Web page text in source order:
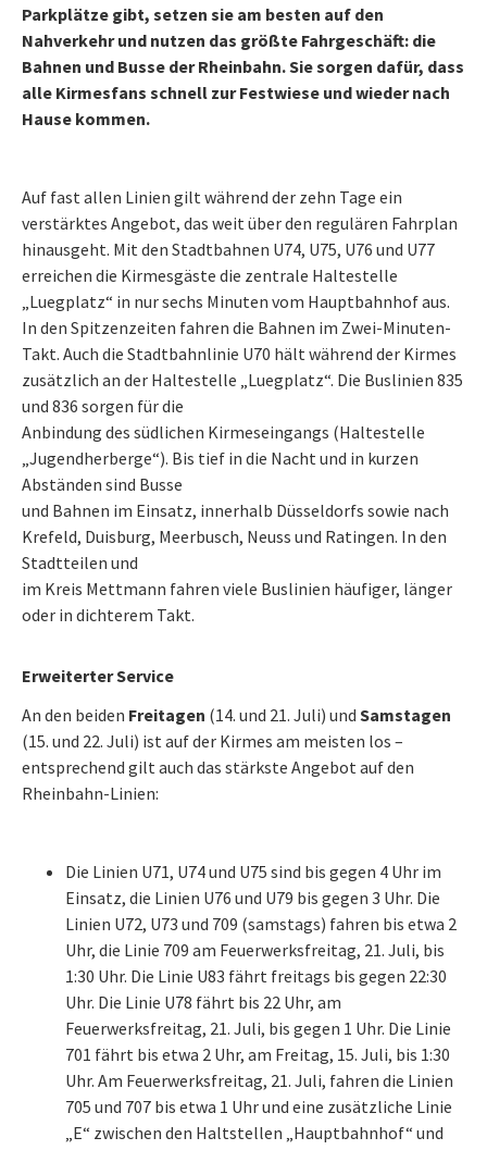
Parkplätze gibt, setzen sie am besten auf den
Nahverkehr und nutzen das größte Fahrgeschäft: die
Bahnen und Busse der Rheinbahn. Sie sorgen dafür, dass
alle Kirmesfans schnell zur Festwiese und wieder nach
Hause kommen.
Auf fast allen Linien gilt während der zehn Tage ein
verstärktes Angebot, das weit über den regulären Fahrplan
hinausgeht. Mit den Stadtbahnen U74, U75, U76 und U77
erreichen die Kirmesgäste die zentrale Haltestelle
„Luegplatz“ in nur sechs Minuten vom Hauptbahnhof aus.
In den Spitzenzeiten fahren die Bahnen im Zwei-Minuten-
Takt. Auch die Stadtbahnlinie U70 hält während der Kirmes
zusätzlich an der Haltestelle „Luegplatz“. Die Buslinien 835
und 836 sorgen für die
Anbindung des südlichen Kirmeseingangs (Haltestelle
„Jugendherberge“). Bis tief in die Nacht und in kurzen
Abständen sind Busse
und Bahnen im Einsatz, innerhalb Düsseldorfs sowie nach
Krefeld, Duisburg, Meerbusch, Neuss und Ratingen. In den
Stadtteilen und
im Kreis Mettmann fahren viele Buslinien häufiger, länger
oder in dichterem Takt.
Erweiterter Service
An den beiden Freitagen (14. und 21. Juli) und Samstagen
(15. und 22. Juli) ist auf der Kirmes am meisten los –
entsprechend gilt auch das stärkste Angebot auf den
Rheinbahn-Linien:
Die Linien U71, U74 und U75 sind bis gegen 4 Uhr im
Einsatz, die Linien U76 und U79 bis gegen 3 Uhr. Die
Linien U72, U73 und 709 (samstags) fahren bis etwa 2
Uhr, die Linie 709 am Feuerwerksfreitag, 21. Juli, bis
1:30 Uhr. Die Linie U83 fährt freitags bis gegen 22:30
Uhr. Die Linie U78 fährt bis 22 Uhr, am
Feuerwerksfreitag, 21. Juli, bis gegen 1 Uhr. Die Linie
701 fährt bis etwa 2 Uhr, am Freitag, 15. Juli, bis 1:30
Uhr. Am Feuerwerksfreitag, 21. Juli, fahren die Linien
705 und 707 bis etwa 1 Uhr und eine zusätzliche Linie
„E“ zwischen den Haltstellen „Hauptbahnhof“ und